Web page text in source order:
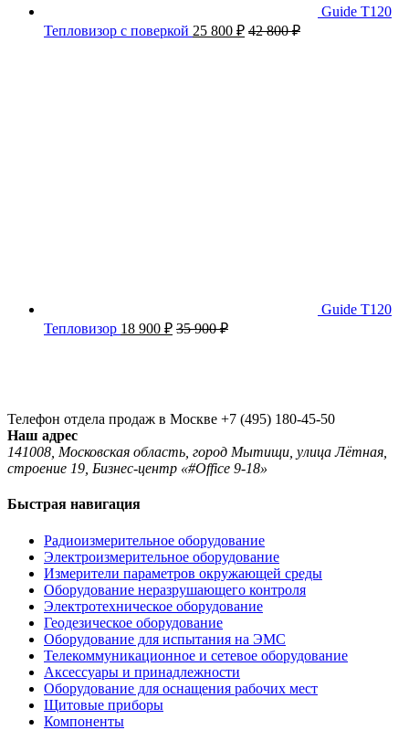
Guide T120
Тепловизор с поверкой 25 800 ₽ 42 800₽
Guide T120
Тепловизор 18 900 ₽ 35 900₽
Телефон отдела продаж в Москве +7 (495) 180-45-50
Наш адрес
141008, Московская область, город Мытищи, улица Лётная,
строение 19, Бизнес-центр «#Office 9-18»
Быстрая навигация
Радиоизмерительное оборудование
Электроизмерительное оборудование
Измерители параметров окружающей среды
Оборудование неразрушающего контроля
Электротехническое оборудование
Геодезическое оборудование
Оборудование для испытания на ЭМС
Телекоммуникационное и сетевое оборудование
Аксессуары и принадлежности
Оборудование для оснащения рабочих мест
Щитовые приборы
Компоненты